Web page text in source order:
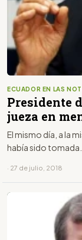
ECUADOR EN LAS
Presidente
jueza en
El mismo día, a la
había sido tomada.
· 27 de julio, 2018